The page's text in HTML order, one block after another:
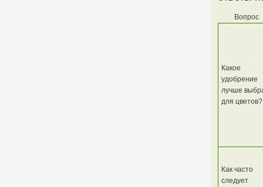
Вопрос
Какое
удобрение
лучше
для цветов?
Как часто
следует